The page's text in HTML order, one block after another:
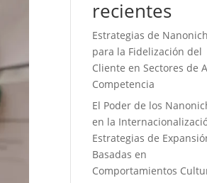
recientes
Estrategias de
para la Fidelización del
Cliente en Sectores de
Competencia
El Poder de los
en la
Estrategias de
Basadas en
Comportamientos